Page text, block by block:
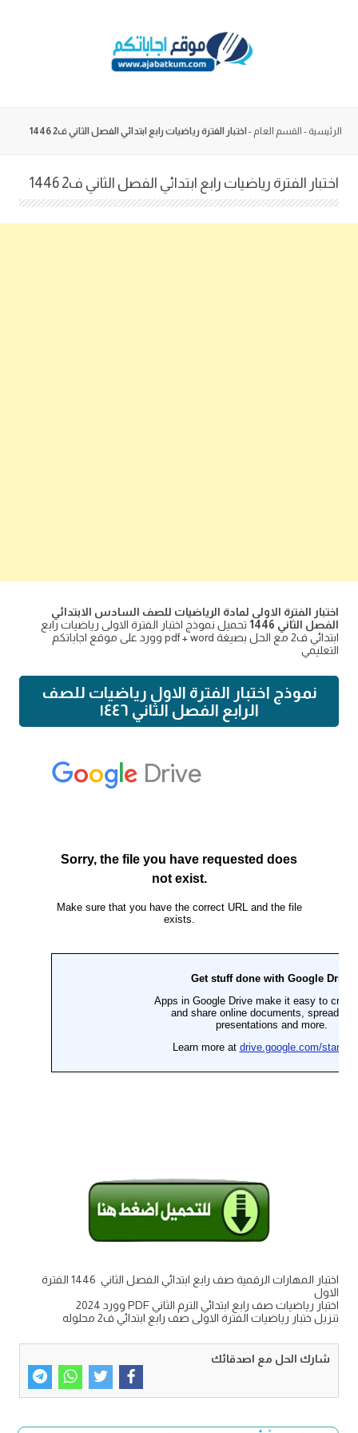
الرئيسية - القسم العام - اختبار الفترة رياضيات رابع ابتدائي الفصل الثاني ف2 1446
اختبار الفترة رياضيات رابع ابتدائي الفصل الثاني ف2 1446
اختبار الفترة الاولى لمادة الرياضيات للصف السادس الابتدائي
الفصل الثاني 1446
تحميل نموذج اختبار الفترة الاولى رياضيات رابع
ابتدائي ف2 مع الحل بصيغة pdf + word وورد على موقع اجاباتكم
التعليمي
نموذج اختبار الفترة الاول رياضيات للصف
الرابع الفصل الثاني ١٤٤٦
اختبار المهارات الرقمية صف رابع ابتدائي الفصل الثاني 1446 الفترة
الاول
اختبار رياضيات صف رابع ابتدائي الترم الثاني PDF وورد 2024
تنزيل ختبار رياضيات الفترة الاولى صف رابع ابتدائي ف2 محلوله
شارك الحل مع اصدقائك